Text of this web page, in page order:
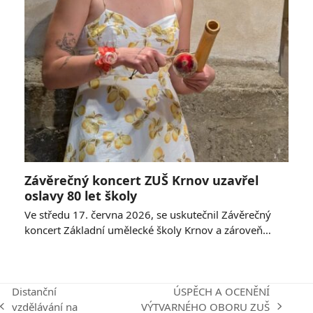
Závěrečný koncert ZUŠ Krnov uzavřel
oslavy 80 let školy
Ve středu 17. června 2026, se uskutečnil Závěrečný
koncert Základní umělecké školy Krnov a zároveň…
Distanční
vzdělávání na
ÚSPĚCH A OCENĚNÍ
VÝTVARNÉHO OBORU ZUŠ